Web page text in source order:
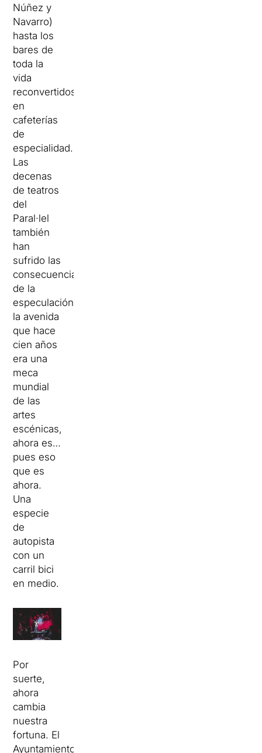
Núñez y
Navarro)
hasta los
bares de
toda la
vida
reconvertidos
en
cafeterías
de
especialidad.
Las
decenas
de teatros
del
Paral·lel
también
han
sufrido las
consecuencias
de la
especulación:
la avenida
que hace
cien años
era una
meca
mundial
de las
artes
escénicas,
ahora es…
pues eso
que es
ahora.
Una
especie
de
autopista
con un
carril bici
en medio.
Por
suerte,
ahora
cambia
nuestra
fortuna. El
Ayuntamiento